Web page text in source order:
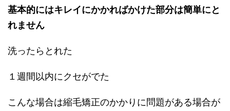
基本的にはキレイにかかればかけた部分は簡単にと
れません
洗ったらとれた
１週間以内にクセがでた
こんな場合は縮毛矯正のかかりに問題がある場合が